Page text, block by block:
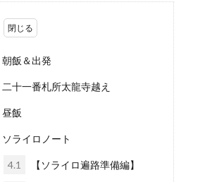
朝飯＆出発
二十一番札所太龍寺越え
昼飯
ソライロノート
4.1 【ソライロ遍路準備編】